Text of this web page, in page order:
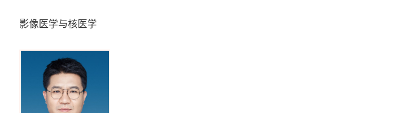
影像医学与核医学